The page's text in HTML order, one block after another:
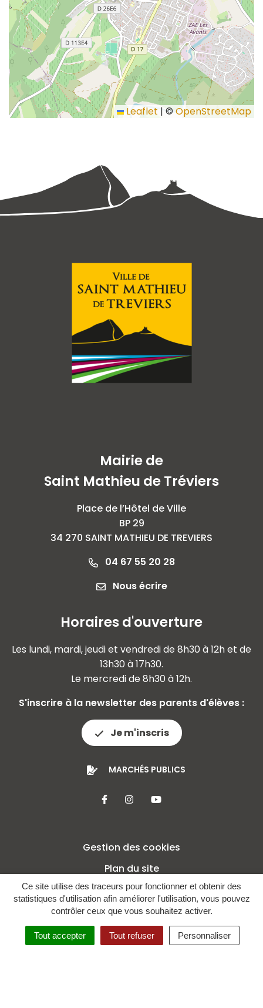
Ce site utilise des traceurs pour fonctionner et obtenir des
statistiques d'utilisation afin améliorer l'utilisation, vous pouvez
contrôler ceux que vous souhaitez activer.
Tout accepter Tout refuser Personnaliser
Leaflet | ©OpenStreetMap
Mairie de
Saint Mathieu de Tréviers
Place de l’Hôtel de Ville
BP 29
34 270 SAINT MATHIEU DE TREVIERS
04 67 55 20 28
Nous écrire
Horaires d'ouverture
Les lundi, mardi, jeudi et vendredi de 8h30 à 12h et de
13h30 à 17h30.
Le mercredi de 8h30 à 12h.
S'inscrire à la newsletter des parents d'élèves :
Je m'inscris
MARCHÉS PUBLICS
Lien vers le compte Facebook
Lien vers le compte
Lien vers la chaîne
Gestion des cookies
Plan du site
Mentions légales
Crédits
Politique de confidentialité